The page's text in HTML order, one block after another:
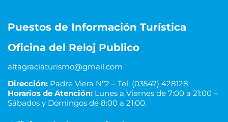
Puestos de Información Turística
Oficina del Reloj Publico
altagraciaturismo@gmail.com
Dirección: Padre Viera Nº2 – Tel: (03547) 428128
Horarios de Atención: Lunes a Viernes de 7:00 a 21:00 –
Sábados y Domingos de 8:00 a 21:00.